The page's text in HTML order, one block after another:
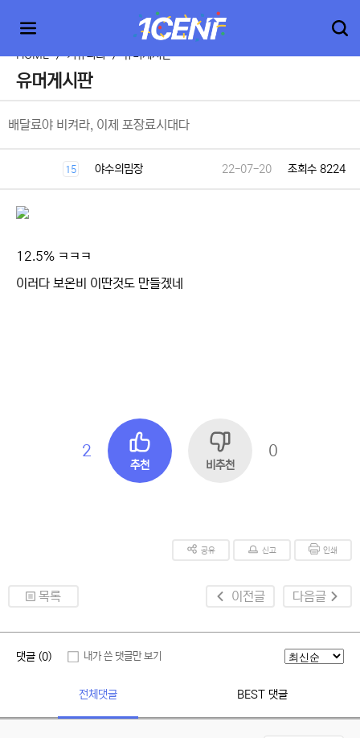
HOME > 커뮤니티 > 유머게시판
유머게시판
배달료야 비켜라, 이제 포장료시대다
15 야수의밈장 22-07-20 조회수 8224
12.5% ㅋㅋㅋ
이러다 보온비 이딴것도 만들겠네
2
추천 비추천
0
공유 신고 인쇄
목록 이전글 다음글
댓글 (0) 내가 쓴 댓글만 보기
전체댓글 BEST 댓글